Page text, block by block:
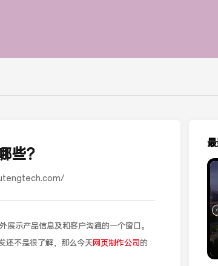
些？
示产品信息及和客户沟通的一个窗口。
还不是很了解，那么今天网页制作公司的